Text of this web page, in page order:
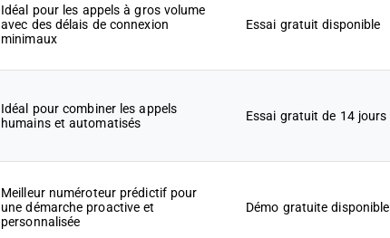
Idéal pour les appels à gros volume
avec des délais de connexion
minimaux
Essai gratuit disponible
Idéal pour combiner les appels
humains et automatisés
Essai gratuit de 14 jours
Meilleur numéroteur prédictif pour
une démarche proactive et
personnalisée
Démo gratuite disponible